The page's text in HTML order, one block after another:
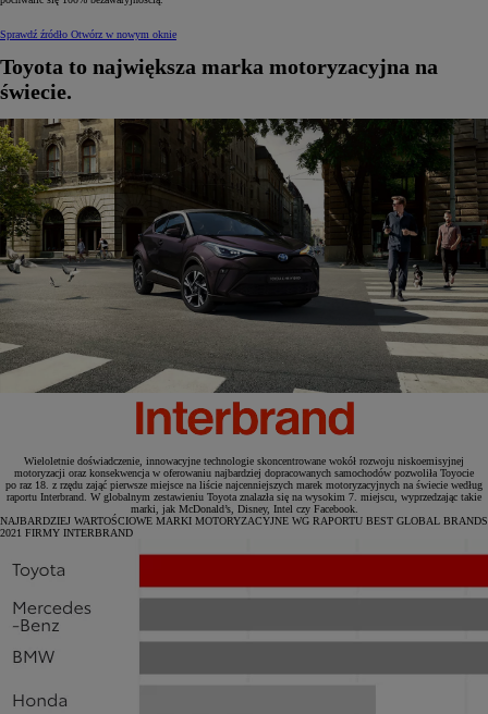
Sprawdź źródło Otwórz w nowym oknie
Toyota to największa marka motoryzacyjna na
świecie.
Wieloletnie doświadczenie, innowacyjne technologie skoncentrowane wokół rozwoju niskoemisyjnej
motoryzacji oraz konsekwencja w oferowaniu najbardziej dopracowanych samochodów pozwoliła Toyocie
po raz 18. z rzędu zająć pierwsze miejsce na liście najcenniejszych marek motoryzacyjnych na świecie według
raportu Interbrand. W globalnym zestawieniu Toyota znalazła się na wysokim 7. miejscu, wyprzedzając takie
marki, jak McDonald’s, Disney, Intel czy Facebook.
NAJBARDZIEJ WARTOŚCIOWE MARKI MOTORYZACYJNE WG RAPORTU BEST GLOBAL BRANDS
2021 FIRMY INTERBRAND